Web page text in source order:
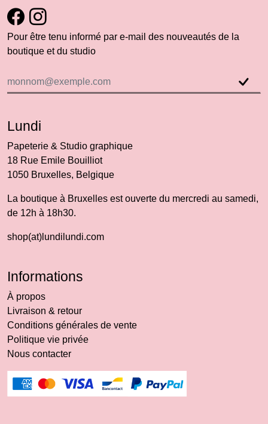
Pour être tenu informé par e-mail des nouveautés de la
boutique et du studio
Lundi
Papeterie & Studio graphique
18 Rue Emile Bouilliot
1050 Bruxelles, Belgique
La boutique à Bruxelles est ouverte du mercredi au samedi,
de 12h à 18h30.
shop(at)lundilundi.com
Informations
À propos
Livraison & retour
Conditions générales de vente
Politique vie privée
Nous contacter